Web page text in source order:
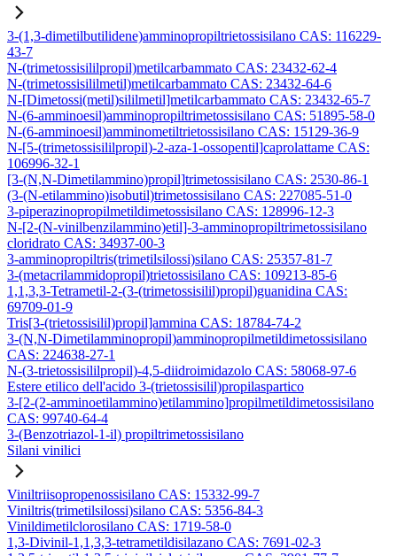
3-(1,3-dimetilbutilidene)amminopropiltrietossisilano CAS: 116229-
43-7
N-(trimetossisililpropil)metilcarbammato CAS: 23432-62-4
N-(trimetossisililmetil)metilcarbammato CAS: 23432-64-6
N-[Dimetossi(metil)sililmetil]metilcarbammato CAS: 23432-65-7
N-(6-amminoesil)amminopropiltrimetossisilano CAS: 51895-58-0
N-(6-amminoesil)amminometiltrietossisilano CAS: 15129-36-9
N-[5-(trimetossisililpropil)-2-aza-1-ossopentil]caprolattame CAS:
106996-32-1
[3-(N,N-Dimetilammino)propil]trimetossisilano CAS: 2530-86-1
(3-(N-etilammino)isobutil)trimetossisilano CAS: 227085-51-0
3-piperazinopropilmetildimetossisilano CAS: 128996-12-3
N-[2-(N-vinilbenzilammino)etil]-3-amminopropiltrimetossisilano
cloridrato CAS: 34937-00-3
3-amminopropiltris(trimetilsilossi)silano CAS: 25357-81-7
3-(metacrilammidopropil)trietossisilano CAS: 109213-85-6
1,1,3,3-Tetrametil-2-(3-(trimetossisilil)propil)guanidina CAS:
69709-01-9
Tris[3-(trietossisilil)propil]ammina CAS: 18784-74-2
3-(N,N-Dimetilamminopropil)amminopropilmetildimetossisilano
CAS: 224638-27-1
N-(3-trietossisililpropil)-4,5-diidroimidazolo CAS: 58068-97-6
Estere etilico dell'acido 3-(trietossisilil)propilaspartico
3-[2-(2-amminoetilammino)etilammino]propilmetildimetossisilano
CAS: 99740-64-4
3-(Benzotriazol-1-il) propiltrimetossisilano
Silani vinilici
Viniltriisopropenossisilano CAS: 15332-99-7
Viniltris(trimetilsilossi)silano CAS: 5356-84-3
Vinildimetilclorosilano CAS: 1719-58-0
1,3-Divinil-1,1,3,3-tetrametildisilazano CAS: 7691-02-3